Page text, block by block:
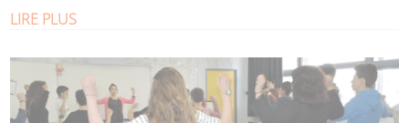
LIRE PLUS